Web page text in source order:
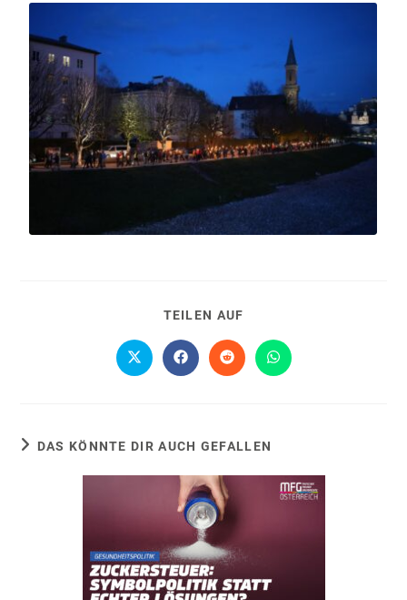
TEILEN AUF
DAS KÖNNTE DIR AUCH GEFALLEN